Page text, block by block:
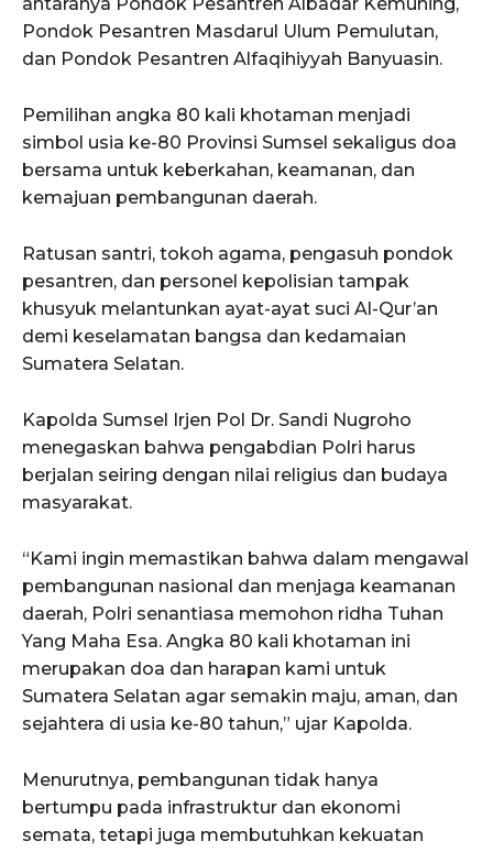
Pondok Pesantren Masdarul Ulum Pemulutan,
dan Pondok Pesantren Alfaqihiyyah Banyuasin.
Pemilihan angka 80 kali khotaman menjadi
simbol usia ke-80 Provinsi Sumsel sekaligus doa
bersama untuk keberkahan, keamanan, dan
kemajuan pembangunan daerah.
Ratusan santri, tokoh agama, pengasuh pondok
pesantren, dan personel kepolisian tampak
khusyuk melantunkan ayat-ayat suci Al-Qur’an
demi keselamatan bangsa dan kedamaian
Sumatera Selatan.
Kapolda Sumsel Irjen Pol Dr. Sandi Nugroho
menegaskan bahwa pengabdian Polri harus
berjalan seiring dengan nilai religius dan budaya
masyarakat.
“Kami ingin memastikan bahwa dalam mengawal
pembangunan nasional dan menjaga keamanan
daerah, Polri senantiasa memohon ridha Tuhan
Yang Maha Esa. Angka 80 kali khotaman ini
merupakan doa dan harapan kami untuk
Sumatera Selatan agar semakin maju, aman, dan
sejahtera di usia ke-80 tahun,” ujar Kapolda.
Menurutnya, pembangunan tidak hanya
bertumpu pada infrastruktur dan ekonomi
semata, tetapi juga membutuhkan kekuatan